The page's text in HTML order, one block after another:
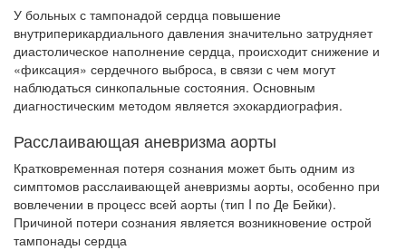
У больных с тампонадой сердца повышение
внутриперикардиального дав­ления значительно затрудняет
диастолическое наполнение сердца, про­исходит снижение и
«фиксация» сердечного выброса, в связи с чем могут
наблюдаться синкопальные состояния. Основным
диагностическим ме­тодом является эхокардиография.
Расслаивающая аневризма аорты
Кратковременная потеря сознания может быть одним из
симптомов рас­слаивающей аневризмы аорты, особенно при
вовлечении в процесс всей аорты (тип I по Де Бейки).
Причиной потери сознания является возник­новение острой
тампонады сердца